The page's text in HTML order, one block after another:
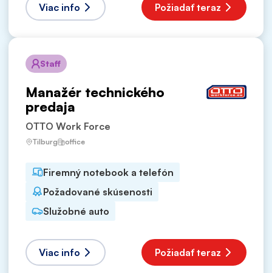
Viac info Požiadať teraz
Staff
Manažér technického
predaja
OTTO Work Force
Tilburg office
Firemný notebook a telefón
Požadované skúsenosti
Služobné auto
Viac info Požiadať teraz